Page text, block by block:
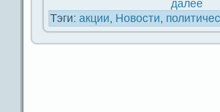
дaлее
Тэги: акции, Новости,